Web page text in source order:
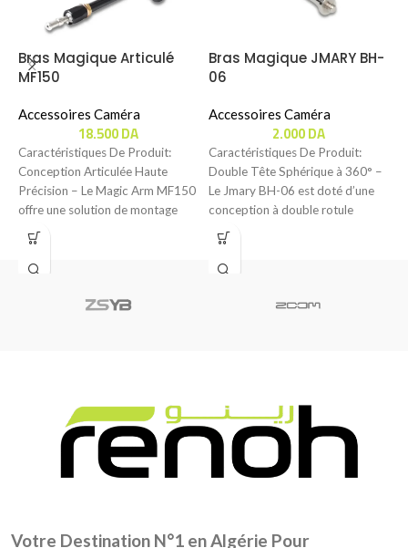
Bras Magique Articulé
MF150
Accessoires Caméra
18.500DA
Caractéristiques De Produit:
Conception Articulée Haute
Précision – Le Magic Arm MF150
offre une solution de montage
robuste et polyvalente
Bras Magique JMARY BH-
06
Accessoires Caméra
2.000DA
Caractéristiques De Produit:
Double Tête Sphérique à 360° –
Le Jmary BH-06 est doté d’une
conception à double rotule
permettant
Votre Destination N°1 en Algérie Pour